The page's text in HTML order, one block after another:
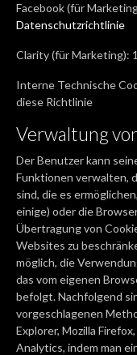
Facebook (für
Datenschutzrichtlinie
Clarity (für Marketing):
Interne Technische
diese Richtlinie
Verwaltung
Der Benutzer kann
Funktionen verwalten,
sind, die es
einige) oder die
Übertragung von
Websites zu
möglich, die
das vom eigenen
befolgt. Nachfolgend
vorgeschlagenen
Explorer, Mozilla
Analytics, indem man